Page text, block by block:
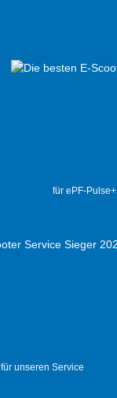
für ePF-Pulse+
für unseren Service